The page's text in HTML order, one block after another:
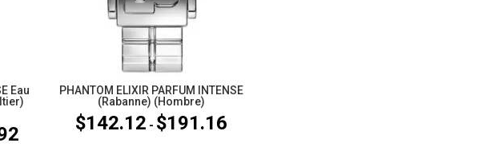
Eau
PHANTOM ELIXIR PARFUM INTENSE
(Rabanne) (Hombre)
$142.12 - $191.16